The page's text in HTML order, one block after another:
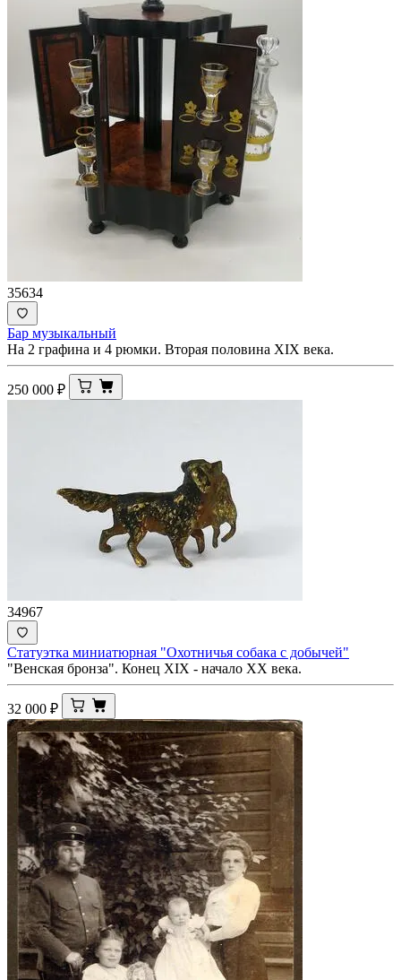
35634
Бар музыкальный
На 2 графина и 4 рюмки. Вторая половина XIX века.
250 000 ₽
34967
Статуэтка миниатюрная "Охотничья собака с добычей"
"Венская бронза". Конец XIX - начало ХХ века.
32 000 ₽